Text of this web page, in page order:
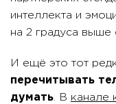
интеллекта и
на 2 градуса выше
И ещё это тот
перечитывать
думать. В канале